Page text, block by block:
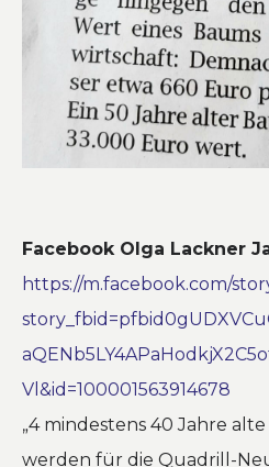
Facebook Olga Lackner
https://m.facebook.com/
Vl&id=100001563914678
„4 mindestens 40 Jahre
werden für die Quadrill-